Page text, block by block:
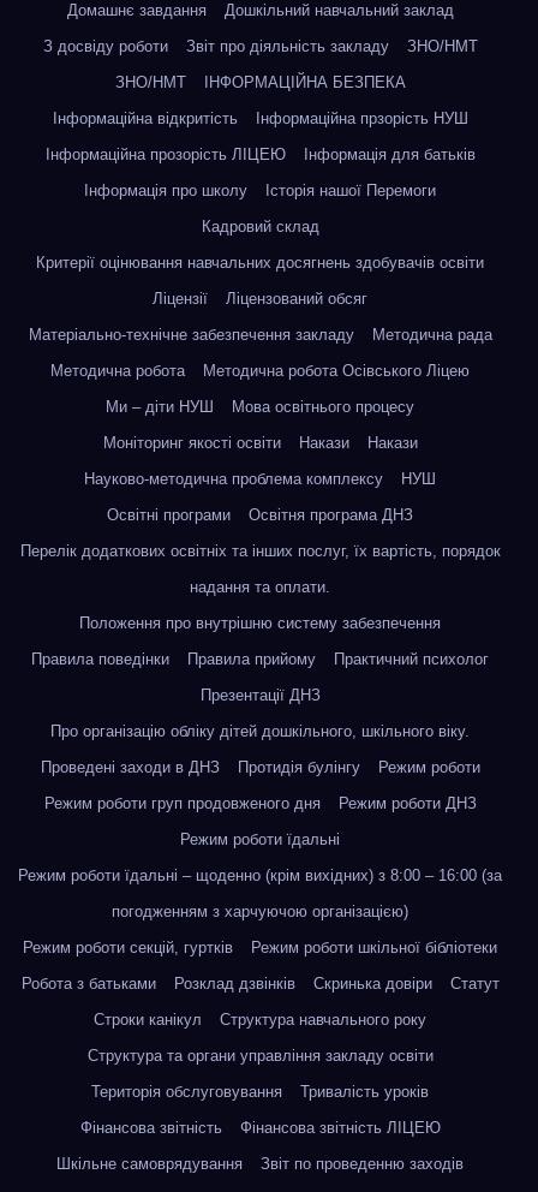
Домашнє завдання
Дошкільний навчальний заклад
З досвіду роботи
Звіт про діяльність закладу
ЗНО/НМТ
ЗНО/НМТ
ІНФОРМАЦІЙНА БЕЗПЕКА
Інформаційна відкритість
Інформаційна прзорість НУШ
Інформаційна прозорість ЛІЦЕЮ
Інформація для батьків
Інформація про школу
Історія нашої Перемоги
Кадровий склад
Критерії оцінювання навчальних досягнень здобувачів освіти
Ліцензії
Ліцензований обсяг
Матеріально-технічне забезпечення закладу
Методична рада
Методична робота
Методична робота Осівського Ліцею
Ми – діти НУШ
Мова освітнього процесу
Моніторинг якості освіти
Накази
Накази
Науково-методична проблема комплексу
НУШ
Освітні програми
Освітня програма ДНЗ
Перелік додаткових освітніх та інших послуг, їх вартість, порядок
надання та оплати.
Положення про внутрішню систему забезпечення
Правила поведінки
Правила прийому
Практичний психолог
Презентації ДНЗ
Про організацію обліку дітей дошкільного, шкільного віку.
Проведені заходи в ДНЗ
Протидія булінгу
Режим роботи
Режим роботи груп продовженого дня
Режим роботи ДНЗ
Режим роботи їдальні
Режим роботи їдальні – щоденно (крім вихідних) з 8:00 – 16:00 (за
погодженням з харчуючою організацією)
Режим роботи секцій, гуртків
Режим роботи шкільної бібліотеки
Робота з батьками
Розклад дзвінків Скринька довіри
Статут
Строки канікул
Структура навчального року
Структура та органи управління закладу освіти
Територія обслуговування
Тривалість уроків
Фінансова звітність
Фінансова звітність ЛІЦЕЮ
Шкільне самоврядування
Звіт по проведенню заходів